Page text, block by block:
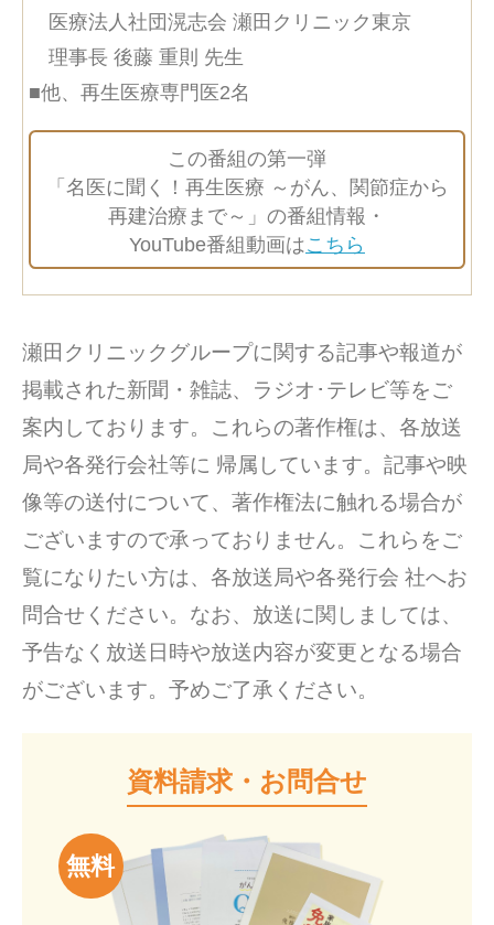
医療法人社団滉志会 瀬田クリニック東京
理事長 後藤 重則 先生
■他、再生医療専門医2名
この番組の第一弾
「名医に聞く！再生医療 ～がん、関節症から
再建治療まで～」の番組情報・
YouTube番組動画は こちら
瀬田クリニックグループに関する記事や報道が
掲載された新聞・雑誌、ラジオ･テレビ等をご
案内しております。これらの著作権は、各放送
局や各発行会社等に 帰属しています。記事や映
像等の送付について、著作権法に触れる場合が
ございますので承っておりません。これらをご
覧になりたい方は、各放送局や各発行会 社へお
問合せください。なお、放送に関しましては、
予告なく放送日時や放送内容が変更となる場合
がございます。予めご了承ください。
無料
資料請求・お問合せ